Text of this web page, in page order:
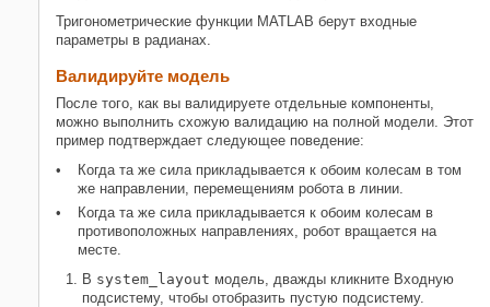
Тригонометрические функции MATLAB берут входные
параметры в радианах.
Валидируйте модель
После того, как вы валидируете отдельные компоненты,
можно выполнить схожую валидацию на полной модели. Этот
пример подтверждает следующее поведение:
Когда та же сила прикладывается к обоим колесам в том
же направлении, перемещениям робота в линии.
Когда та же сила прикладывается к обоим колесам в
противоположных направлениях, робот вращается на
месте.
В system_layout модель, дважды кликните Входную
подсистему, чтобы отобразить пустую подсистему.